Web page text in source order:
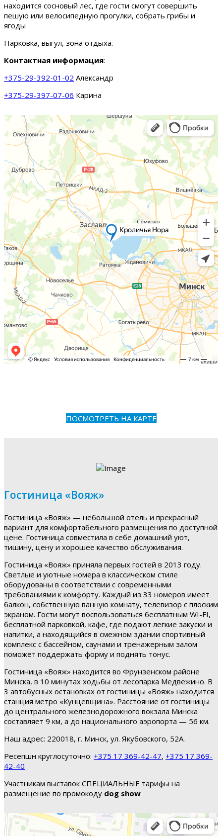
находится сосновый лес, где гости смогут совершить
пешую или велосипедную прогулки, собрать грибы и
ягоды
Парковка, выгул, зона отдыха.
Контактная информация:
+375-29-392-01-02 Александр
+375-29-397-07-06 Карина
ПОСМОТРЕТЬ НА КАРТЕ
Гостиница «Вояж»
Гостиница «Вояж» — небольшой отель и прекрасный
вариант для комфортабельного размещения по доступной
цене. Гостиница совместила в себе домашний уют,
тишину, цену и хорошее качество обслуживания.
Гостиница «Вояж» приняла первых гостей в 2013 году.
Светлые и уютные номера в классическом стиле
оборудованы в соответствии с современными
требованиями к комфорту. Каждый из 33 номеров имеет
балкон, собственную ванную комнату, телевизор с плоским
экраном. Гости могут воспользоваться бесплатным WI-FI,
бесплатной парковкой, кафе, где подают легкие закуски и
напитки, а находящийся в смежном здании спортивный
комплекс с бассейном, саунами и тренажерным залом
поможет поддержать форму и поднять тонус.
Гостиница «Вояж» находится во Фрунзенском районе
Минска, в 10 минутах ходьбы от лесопарка Медвежино. В
3 автобусных остановках от гостиницы «Вояж» находится
станция метро «Кунцевщина». Расстояние от гостиницы
до центрального железнодорожного вокзала Минска
составляет 9 км, а до национального аэропорта — 56 км.
Наш адрес: 220018, г. Минск, ул. Якубовского, 52А.
Ресепшн круглосуточно: +375 17 369-42-47, +375 17 369-
42-40
Участникам выставок СПЕЦИАЛЬНЫЕ тарифы на
размещение по промокоду dog show